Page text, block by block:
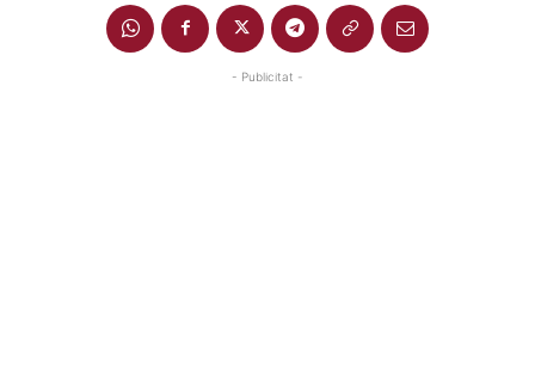
- Publicitat -